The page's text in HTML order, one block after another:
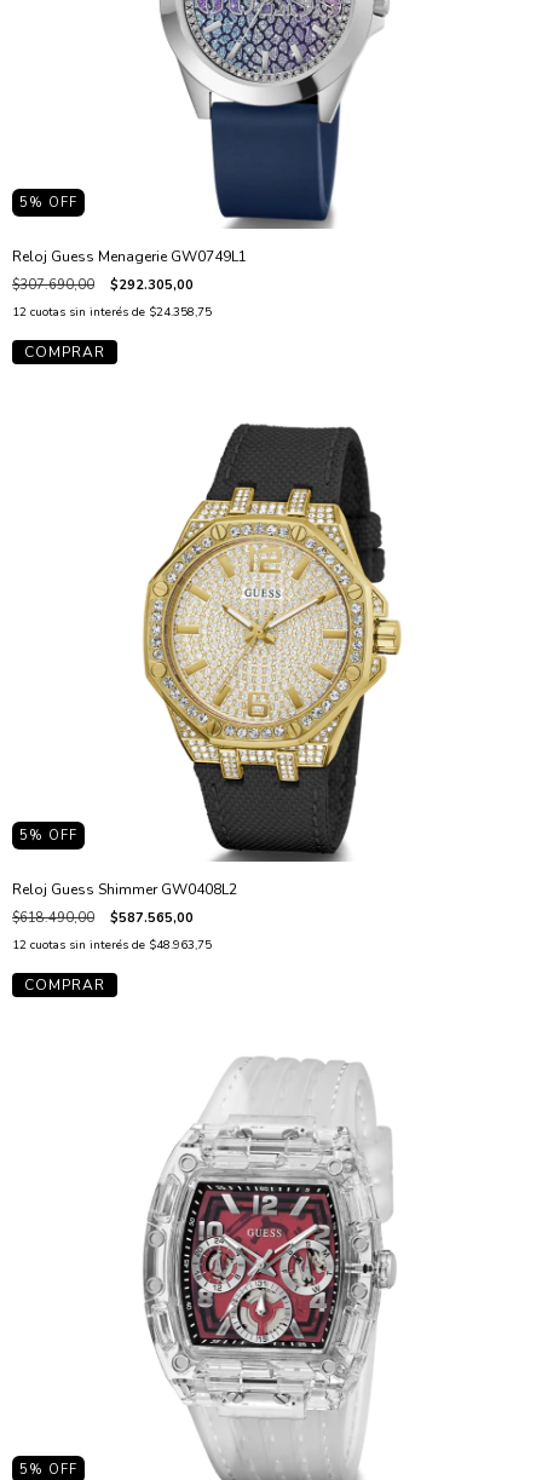
5 % OFF
Reloj Guess Menagerie GW0749L1
$307.690,00 $292.305,00
12 cuotas sin interés de $24.358,75
5 % OFF
Reloj Guess Shimmer GW0408L2
$618.490,00 $587.565,00
12 cuotas sin interés de $48.963,75
5 % OFF